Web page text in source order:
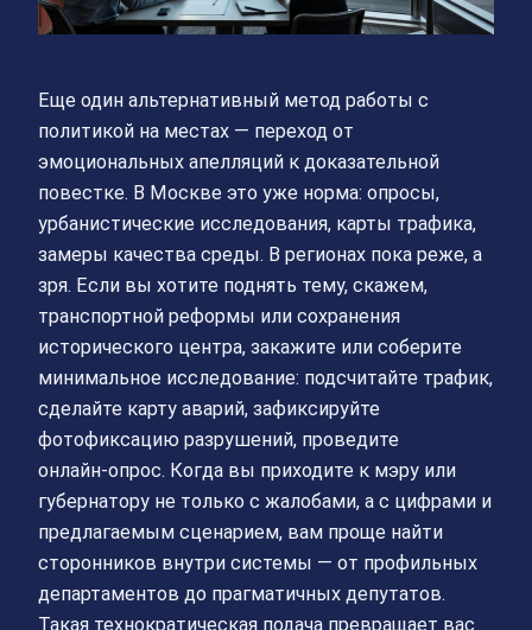
Еще один альтернативный метод работы с
политикой на местах — переход от
эмоциональных апелляций к доказательной
повестке. В Москве это уже норма: опросы,
урбанистические исследования, карты трафика,
замеры качества среды. В регионах пока реже, а
зря. Если вы хотите поднять тему, скажем,
транспортной реформы или сохранения
исторического центра, закажите или соберите
минимальное исследование: подсчитайте трафик,
сделайте карту аварий, зафиксируйте
фотофиксацию разрушений, проведите
онлайн‑опрос. Когда вы приходите к мэру или
губернатору не только с жалобами, а с цифрами и
предлагаемым сценарием, вам проще найти
сторонников внутри системы — от профильных
департаментов до прагматичных депутатов.
Такая технократическая подача превращает вас